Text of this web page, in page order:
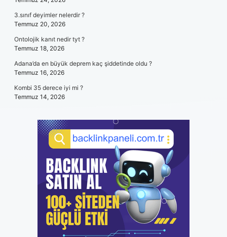
3.sınıf deyimler nelerdir ?
Temmuz 20, 2026
Ontolojik kanıt nedir tyt ?
Temmuz 18, 2026
Adana’da en büyük deprem kaç şiddetinde oldu ?
Temmuz 16, 2026
Kombi 35 derece iyi mi ?
Temmuz 14, 2026